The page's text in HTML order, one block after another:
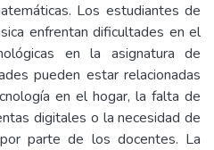
Los estudiantes de
enfrentan dificultades en el
en la asignatura de
pueden estar relacionadas
en el hogar, la falta de
digitales o la necesidad de
parte de los docentes. La